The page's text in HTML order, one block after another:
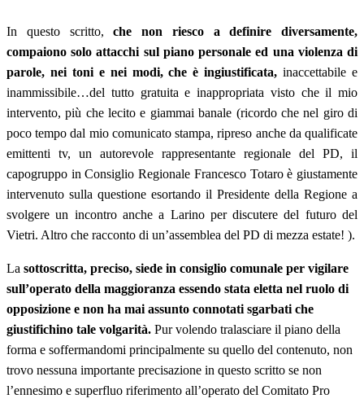
In questo scritto,che non riesco a definire diversamente,
compaiono solo attacchi sul piano personale ed una violenza di
parole, nei toni e nei modi, che è ingiustificata, inaccettabile e
inammissibile…del tutto gratuita e inappropriata visto che il mio
intervento, più che lecito e giammai banale (ricordo che nel giro di
poco tempo dal mio comunicato stampa, ripreso anche da qualificate
emittenti tv, un autorevole rappresentante regionale del PD, il
capogruppo in Consiglio Regionale Francesco Totaro è giustamente
intervenuto sulla questione esortando il Presidente della Regione a
svolgere un incontro anche a Larino per discutere del futuro del
Vietri. Altro che racconto di un’assemblea del PD di mezza estate! ).
La sottoscritta, preciso, siede in consiglio comunale per vigilare
sull’operato della maggioranza essendo stata eletta nel ruolo di
opposizione e non ha mai assunto connotati sgarbati che
giustifichino tale volgarità. Pur volendo tralasciare il piano della
forma e soffermandomi principalmente su quello del contenuto, non
trovo nessuna importante precisazione in questo scritto se non
l’ennesimo e superfluo riferimento all’operato del Comitato Pro